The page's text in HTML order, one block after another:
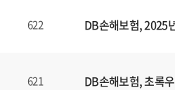
622 DB손해보험, 2025
621 DB손해보험, 초록